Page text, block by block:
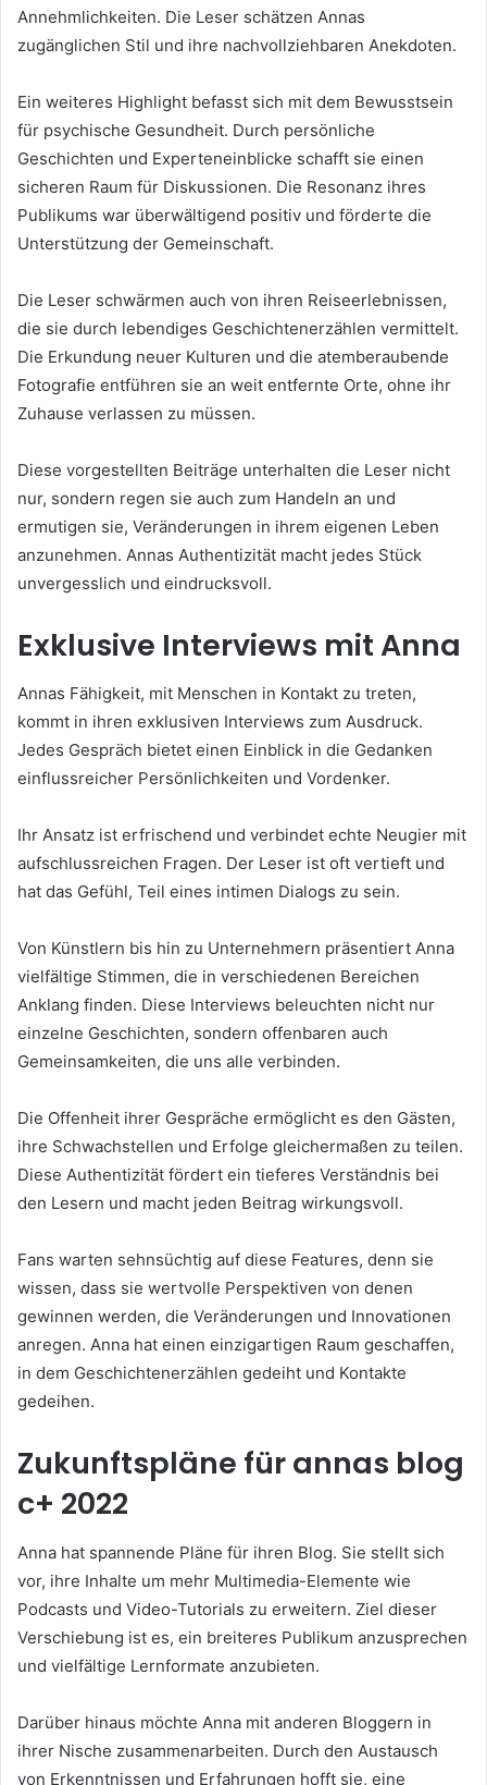
Annehmlichkeiten. Die Leser schätzen Annas
zugänglichen Stil und ihre nachvollziehbaren Anekdoten.
Ein weiteres Highlight befasst sich mit dem Bewusstsein
für psychische Gesundheit. Durch persönliche
Geschichten und Experteneinblicke schafft sie einen
sicheren Raum für Diskussionen. Die Resonanz ihres
Publikums war überwältigend positiv und förderte die
Unterstützung der Gemeinschaft.
Die Leser schwärmen auch von ihren Reiseerlebnissen,
die sie durch lebendiges Geschichtenerzählen vermittelt.
Die Erkundung neuer Kulturen und die atemberaubende
Fotografie entführen sie an weit entfernte Orte, ohne ihr
Zuhause verlassen zu müssen.
Diese vorgestellten Beiträge unterhalten die Leser nicht
nur, sondern regen sie auch zum Handeln an und
ermutigen sie, Veränderungen in ihrem eigenen Leben
anzunehmen. Annas Authentizität macht jedes Stück
unvergesslich und eindrucksvoll.
Exklusive Interviews mit Anna
Annas Fähigkeit, mit Menschen in Kontakt zu treten,
kommt in ihren exklusiven Interviews zum Ausdruck.
Jedes Gespräch bietet einen Einblick in die Gedanken
einflussreicher Persönlichkeiten und Vordenker.
Ihr Ansatz ist erfrischend und verbindet echte Neugier mit
aufschlussreichen Fragen. Der Leser ist oft vertieft und
hat das Gefühl, Teil eines intimen Dialogs zu sein.
Von Künstlern bis hin zu Unternehmern präsentiert Anna
vielfältige Stimmen, die in verschiedenen Bereichen
Anklang finden. Diese Interviews beleuchten nicht nur
einzelne Geschichten, sondern offenbaren auch
Gemeinsamkeiten, die uns alle verbinden.
Die Offenheit ihrer Gespräche ermöglicht es den Gästen,
ihre Schwachstellen und Erfolge gleichermaßen zu teilen.
Diese Authentizität fördert ein tieferes Verständnis bei
den Lesern und macht jeden Beitrag wirkungsvoll.
Fans warten sehnsüchtig auf diese Features, denn sie
wissen, dass sie wertvolle Perspektiven von denen
gewinnen werden, die Veränderungen und Innovationen
anregen. Anna hat einen einzigartigen Raum geschaffen,
in dem Geschichtenerzählen gedeiht und Kontakte
gedeihen.
Zukunftspläne für annas blog
c+ 2022
Anna hat spannende Pläne für ihren Blog. Sie stellt sich
vor, ihre Inhalte um mehr Multimedia-Elemente wie
Podcasts und Video-Tutorials zu erweitern. Ziel dieser
Verschiebung ist es, ein breiteres Publikum anzusprechen
und vielfältige Lernformate anzubieten.
Darüber hinaus möchte Anna mit anderen Bloggern in
ihrer Nische zusammenarbeiten. Durch den Austausch
von Erkenntnissen und Erfahrungen hofft sie, eine